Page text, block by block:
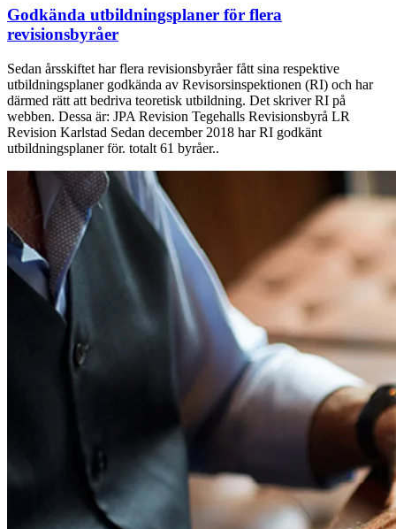
Godkända utbildningsplaner för flera
revisionsbyråer
Sedan årsskiftet har flera revisionsbyråer fått sina respektive
utbildningsplaner godkända av Revisorsinspektionen (RI) och har
därmed rätt att bedriva teoretisk utbildning. Det skriver RI på
webben. Dessa är: JPA Revision Tegehalls Revisionsbyrå LR
Revision Karlstad Sedan december 2018 har RI godkänt
utbildningsplaner för. totalt 61 byråer..